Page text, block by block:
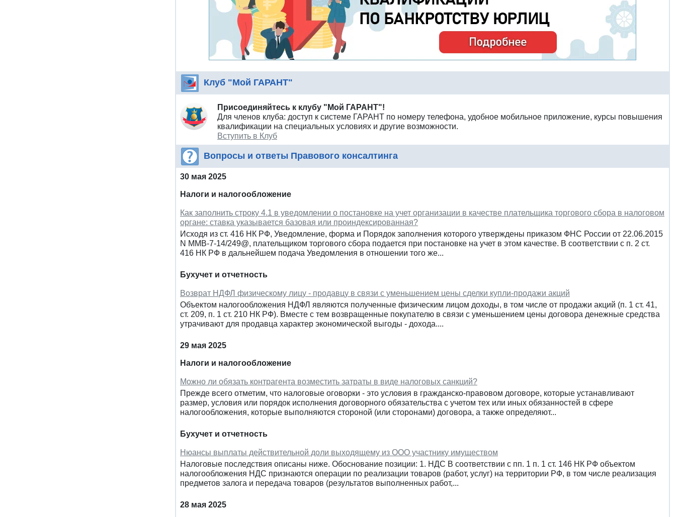
Клуб "Мой ГАРАНТ"
Присоединяйтесь к клубу "Мой ГАРАНТ"!
Для членов клуба: доступ к системе ГАРАНТ по номеру телефона, удобное мобильное приложение, курсы повышения
квалификации на специальных условиях и другие возможности.
Вступить в Клуб
Вопросы и ответы Правового консалтинга
30 мая 2025
Налоги и налогообложение
Как заполнить строку 4.1 в уведомлении о постановке на учет организации в качестве плательщика торгового сбора в налоговом
органе: ставка указывается базовая или проиндексированная?
Исходя из ст. 416 НК РФ, Уведомление, форма и Порядок заполнения которого утверждены приказом ФНС России от 22.06.2015
N ММВ-7-14/249@, плательщиком торгового сбора подается при постановке на учет в этом качестве. В соответствии с п. 2 ст.
416 НК РФ в дальнейшем подача Уведомления в отношении того же...
Бухучет и отчетность
Возврат НДФЛ физическому лицу - продавцу в связи с уменьшением цены сделки купли-продажи акций
Объектом налогообложения НДФЛ являются полученные физическим лицом доходы, в том числе от продажи акций (п. 1 ст. 41,
ст. 209, п. 1 ст. 210 НК РФ). Вместе с тем возвращенные покупателю в связи с уменьшением цены договора денежные средства
утрачивают для продавца характер экономической выгоды - дохода....
29 мая 2025
Налоги и налогообложение
Можно ли обязать контрагента возместить затраты в виде налоговых санкций?
Прежде всего отметим, что налоговые оговорки - это условия в гражданско-правовом договоре, которые устанавливают
размер, условия или порядок исполнения договорного обязательства с учетом тех или иных обязанностей в сфере
налогообложения, которые выполняются стороной (или сторонами) договора, а также определяют...
Бухучет и отчетность
Нюансы выплаты действительной доли выходящему из ООО участнику имуществом
Налоговые последствия описаны ниже. Обоснование позиции: 1. НДС В соответствии с пп. 1 п. 1 ст. 146 НК РФ объектом
налогообложения НДС признаются операции по реализации товаров (работ, услуг) на территории РФ, в том числе реализация
предметов залога и передача товаров (результатов выполненных работ,...
28 мая 2025